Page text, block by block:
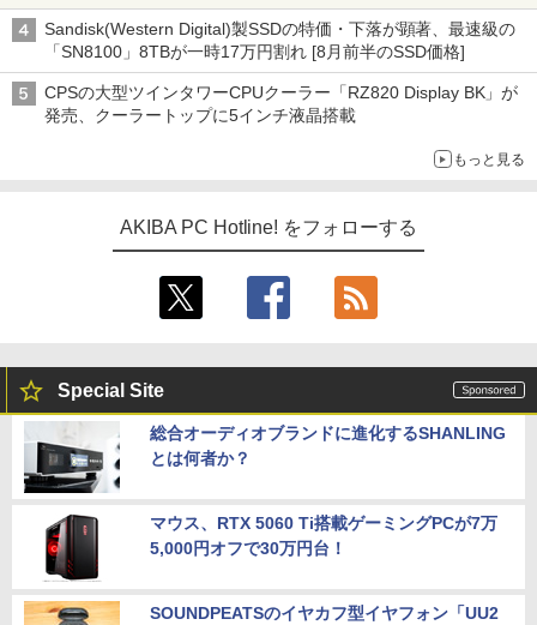
ーム』】
Sandisk(Western Digital)製SSDの特価・下落が顕著、最速級の
「SN8100」8TBが一時17万円割れ [8月前半のSSD価格]
CPSの大型ツインタワーCPUクーラー「RZ820 Display BK」が
発売、クーラートップに5インチ液晶搭載
もっと見る
AKIBA PC Hotline! をフォローする
Special Site
総合オーディオブランドに進化するSHANLING
とは何者か？
マウス、RTX 5060 Ti搭載ゲーミングPCが7万
5,000円オフで30万円台！
SOUNDPEATSのイヤカフ型イヤフォン「UU2